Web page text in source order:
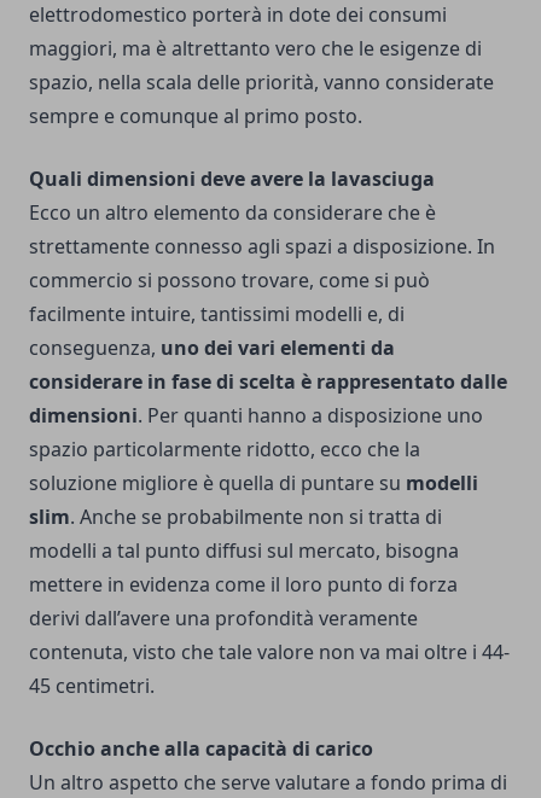
elettrodomestico porterà in dote dei consumi
maggiori, ma è altrettanto vero che le esigenze di
spazio, nella scala delle priorità, vanno considerate
sempre e comunque al primo posto.
Quali dimensioni deve avere la lavasciuga
Ecco un altro elemento da considerare che è
strettamente connesso agli spazi a disposizione. In
commercio si possono trovare, come si può
facilmente intuire, tantissimi modelli e, di
conseguenza, uno dei vari elementi da
considerare in fase di scelta è rappresentato dalle
dimensioni. Per quanti hanno a disposizione uno
spazio particolarmente ridotto, ecco che la
soluzione migliore è quella di puntare su modelli
slim. Anche se probabilmente non si tratta di
modelli a tal punto diffusi sul mercato, bisogna
mettere in evidenza come il loro punto di forza
derivi dall’avere una profondità veramente
contenuta, visto che tale valore non va mai oltre i 44-
45 centimetri.
Occhio anche alla capacità di carico
Un altro aspetto che serve valutare a fondo prima di